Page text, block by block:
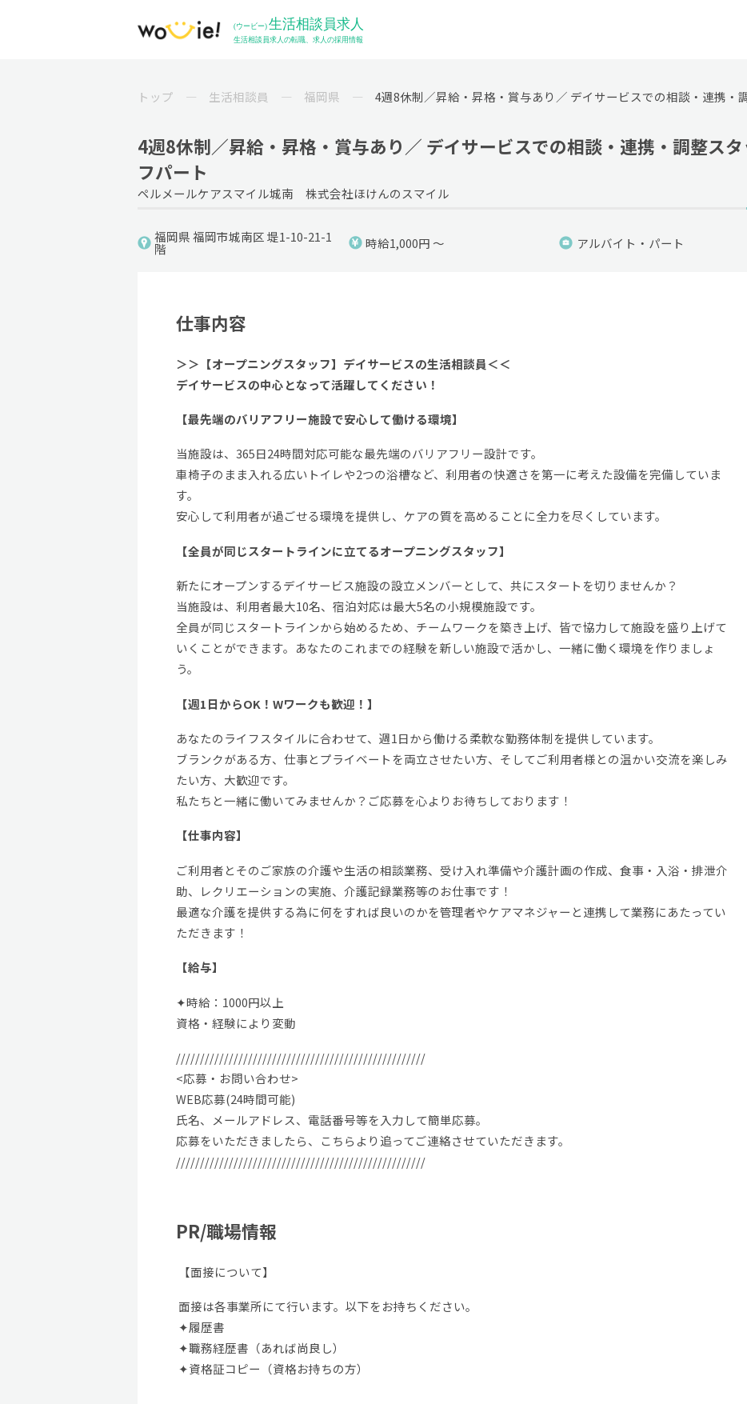
トップ 生活相談員 福岡県 4週8休制／昇給・昇格・賞与あり／ デイサービスでの相談・連携・
4週8休制／昇給・昇格・賞与あり／ デイサービスでの相談・連携・調整スタ
フパート
ペルメールケアスマイル城南 株式会社ほけんのスマイル
福岡県 福岡市城南区 堤1-10-21-1
階 時給1,000円 ～ アルバイト・パート
仕事内容
＞＞【オープニングスタッフ】デイサービスの生活相談員＜＜
デイサービスの中心となって活躍してください！
【最先端のバリアフリー施設で安心して働ける環境】
当施設は、365日24時間対応可能な最先端のバリアフリー設計です。
車椅子のまま入れる広いトイレや2つの浴槽など、利用者の快適さを第一に考えた設備を完備していま
す。
安心して利用者が過ごせる環境を提供し、ケアの質を高めることに全力を尽くしています。
【全員が同じスタートラインに立てるオープニングスタッフ】
新たにオープンするデイサービス施設の設立メンバーとして、共にスタートを切りませんか？
当施設は、利用者最大10名、宿泊対応は最大5名の小規模施設です。
全員が同じスタートラインから始めるため、チームワークを築き上げ、皆で協力して施設を盛り上げて
いくことができます。あなたのこれまでの経験を新しい施設で活かし、一緒に働く環境を作りましょ
う。
【週1日からOK！Wワークも歓迎！】
あなたのライフスタイルに合わせて、週1日から働ける柔軟な勤務体制を提供しています。
ブランクがある方、仕事とプライベートを両立させたい方、そしてご利用者様との温かい交流を楽しみ
たい方、大歓迎です。
私たちと一緒に働いてみませんか？ご応募を心よりお待ちしております！
【仕事内容】
ご利用者とそのご家族の介護や生活の相談業務、受け入れ準備や介護計画の作成、食事・入浴・排泄介
助、レクリエーションの実施、介護記録業務等のお仕事です！
最適な介護を提供する為に何をすれば良いのかを管理者やケアマネジャーと連携して業務にあたってい
ただきます！
【給与】
✦時給：1000円以上
資格・経験により変動
////////////////////////////////////////////////////
<応募・お問い合わせ>
WEB応募(24時間可能)
氏名、メールアドレス、電話番号等を入力して簡単応募。
応募をいただきましたら、こちらより追ってご連絡させていただきます。
////////////////////////////////////////////////////
PR/職場情報
【面接について】
面接は各事業所にて行います。以下をお持ちください。
✦履歴書
✦職務経歴書（あれば尚良し）
✦資格証コピー（資格お持ちの方）